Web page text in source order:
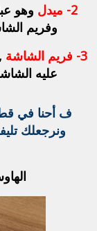
2- ميدل وهو
وفريم
3- فريم الشاشة
عليه
ف أحنا في
ونرجعلك